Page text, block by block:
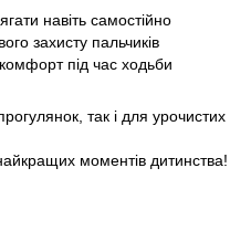
навіть самостійно
захисту пальчиків
під час ходьби
так і для урочистих
моментів дитинства!